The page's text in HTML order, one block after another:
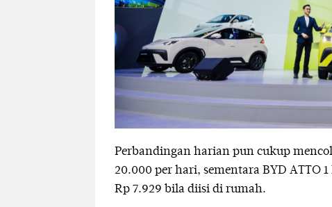
Perbandingan harian pun cukup
20.000 per hari, sementara BYD ATTO
Rp 7.929 bila diisi di rumah.